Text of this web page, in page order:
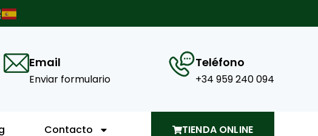
Email
Enviar formulario
Teléfono
+34 959 240 094
Contacto TIENDA ONLINE